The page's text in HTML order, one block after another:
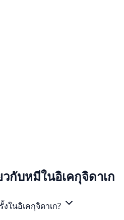
กับหมีในอิเคกุจิดาเก
ในอิเคกุจิดาเก?